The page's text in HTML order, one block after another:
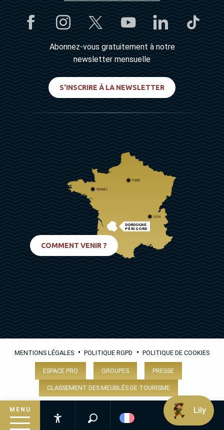
MENU
Recherche
Abonnez-vous gratuitement à notre
newsletter mensuelle
S'INSCRIRE À LA NEWSLETTER
DORDOGNE
PÉRIGORD
PARIS
RENNES
LYON
COMMENT VENIR ?
MENTIONS LÉGALES • POLITIQUE RGPD • POLITIQUE DE COOKIES
ESPACE PRO GROUPES PRESSE
CLASSEMENT DES MEUBLÉS DE TOURISME
Lily